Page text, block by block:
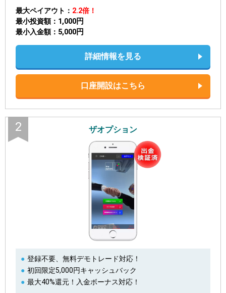
最大ペイアウト
2.2倍！
最小投資額
1,000円
最小入金額 5,000円
詳細情報を見る
口座開設はこちら
2 ザオプション
登録不要、無料デモトレード対応！
初回限定5,000円キャッシュバック
最大40%還元！入金ボーナス対応！